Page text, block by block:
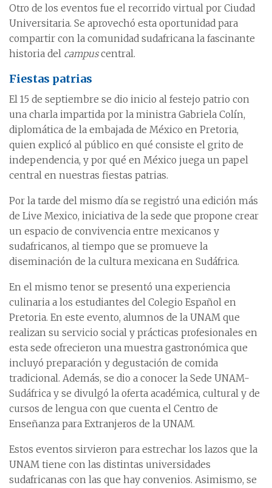
Otro de los eventos fue el recorrido virtual por Ciudad
Universitaria. Se aprovechó esta oportunidad para
compartir con la comunidad sudafricana la fascinante
historia del campuscentral.
Fiestas patrias
El 15 de septiembre se dio inicio al festejo patrio con
una charla impartida por la ministra Gabriela Colín,
diplomática de la embajada de México en Pretoria,
quien explicó al público en qué consiste el grito de
independencia, y por qué en México juega un papel
central en nuestras fiestas patrias.
Por la tarde del mismo día se registró una edición más
de Live Mexico, iniciativa de la sede que propone crear
un espacio de convivencia entre mexicanos y
sudafricanos, al tiempo que se promueve la
diseminación de la cultura mexicana en Sudáfrica.
En el mismo tenor se presentó una experiencia
culinaria a los estudiantes del Colegio Español en
Pretoria. En este evento, alumnos de la UNAM que
realizan su servicio social y prácticas profesionales en
esta sede ofrecieron una muestra gastronómica que
incluyó preparación y degustación de comida
tradicional. Además, se dio a conocer la Sede UNAM-
Sudáfrica y se divulgó la oferta académica, cultural y de
cursos de lengua con que cuenta el Centro de
Enseñanza para Extranjeros de la UNAM.
Estos eventos sirvieron para estrechar los lazos que la
UNAM tiene con las distintas universidades
sudafricanas con las que hay convenios. Asimismo, se